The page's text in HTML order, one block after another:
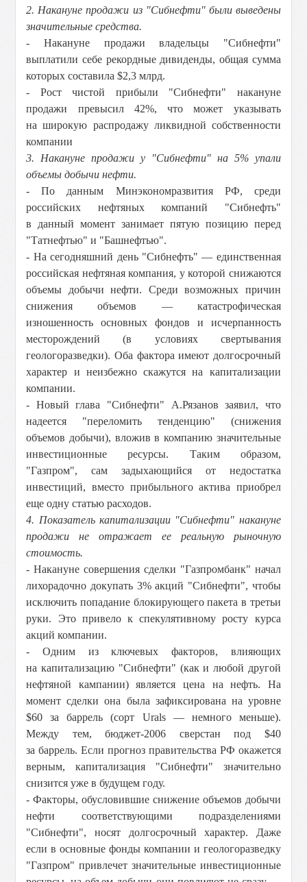
2. Накануне продажи из "Сибнефти" были выведены
значительные средства.
- Накануне продажи владельцы "Сибнефти"
выплатили себе рекордные дивиденды, общая сумма
которых составила $2,3 млрд.
- Рост чистой прибыли "Сибнефти" накануне
продажи превысил 42%, что может указывать
на широкую распродажу ликвидной собственности
компании
3. Накануне продажи у "Сибнефти" на 5% упали
объемы добычи нефти.
- По данным Минэкономразвития РФ, среди
российских нефтяных компаний "Сибнефть"
в данный момент занимает пятую позицию перед
"Татнефтью" и "Башнефтью".
- На сегодняшний день "Сибнефть" — единственная
российская нефтяная компания, у которой снижаются
объемы добычи нефти. Среди возможных причин
снижения объемов — катастрофическая
изношенность основных фондов и исчерпанность
месторождений (в условиях свертывания
геологоразведки). Оба фактора имеют долгосрочный
характер и неизбежно скажутся на капитализации
компании.
- Новый глава "Сибнефти" А.Рязанов заявил, что
надеется "переломить тенденцию" (снижения
объемов добычи), вложив в компанию значительные
инвестиционные ресурсы. Таким образом,
"Газпром", сам задыхающийся от недостатка
инвестиций, вместо прибыльного актива приобрел
еще одну статью расходов.
4. Показатель капитализации "Сибнефти" накануне
продажи не отражает ее реальную рыночную
стоимость.
- Накануне совершения сделки "Газпромбанк" начал
лихорадочно докупать 3% акций "Сибнефти", чтобы
исключить попадание блокирующего пакета в третьи
руки. Это привело к спекулятивному росту курса
акций компании.
- Одним из ключевых факторов, влияющих
на капитализацию "Сибнефти" (как и любой другой
нефтяной кампании) является цена на нефть. На
момент сделки она была зафиксирована на уровне
$60 за баррель (сорт Urals — немного меньше).
Между тем, бюджет-2006 сверстан под $40
за баррель. Если прогноз правительства РФ окажется
верным, капитализация "Сибнефти" значительно
снизится уже в будущем году.
- Факторы, обусловившие снижение объемов добычи
нефти соответствующими подразделениями
"Сибнефти", носят долгосрочный характер. Даже
если в основные фонды компании и геологоразведку
"Газпром" привлечет значительные инвестиционные